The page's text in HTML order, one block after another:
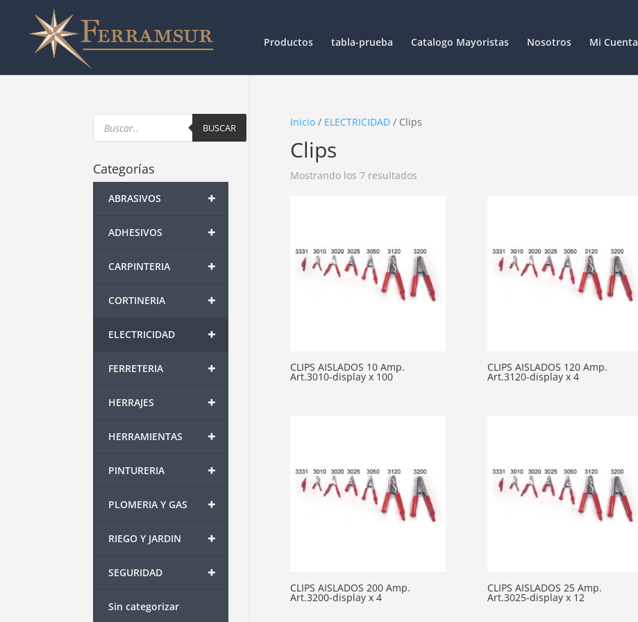
Productos tabla-prueba Catalogo Mayoristas Nosotros Mi Cuenta
Inicio/ ELECTRICIDAD/ Clips
Clips
Mostrando los 7 resultados
CLIPS AISLADOS 10 Amp.
Art.3010-display x 100
CLIPS AISLADOS 120 Amp.
Art.3120-display x 4
CLIPS AISLADOS 200 Amp.
Art.3200-display x 4
CLIPS AISLADOS 25 Amp.
Art.3025-display x 12
Products
search BUSCAR
Categorías
+
ABRASIVOS
+
ADHESIVOS
+
CARPINTERIA
+
CORTINERIA
+
ELECTRICIDAD
+
FERRETERIA
+
HERRAJES
+
HERRAMIENTAS
+
PINTURERIA
+
PLOMERIA Y GAS
+
RIEGO Y JARDIN
+
SEGURIDAD
Sin categorizar